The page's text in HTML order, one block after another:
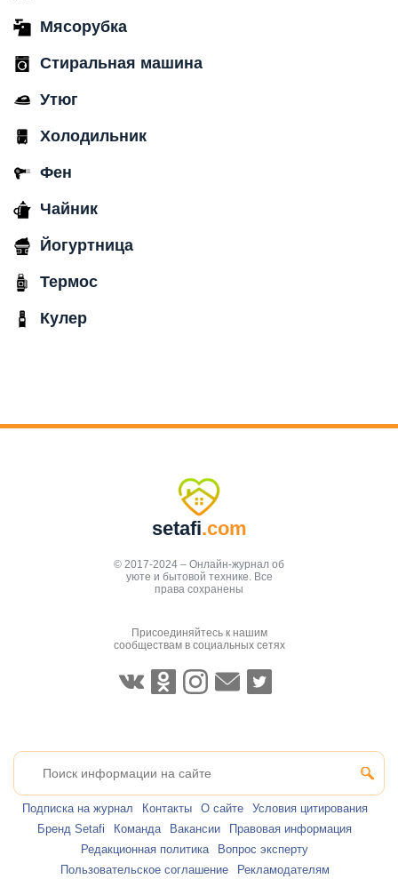
Мясорубка
Стиральная машина
Утюг
Холодильник
Фен
Чайник
Йогуртница
Термос
Кулер
setafi.com
© 2017-2024 – Онлайн-журнал об
уюте и бытовой технике. Все
права сохранены
Присоединяйтесь к нашим
сообществам в социальных сетях
Подписка на журнал Контакты О сайте
Условия цитирования
Бренд Setafi
Команда Вакансии
Правовая информация
Редакционная политика
Вопрос эксперту
Пользовательское соглашение
Рекламодателям